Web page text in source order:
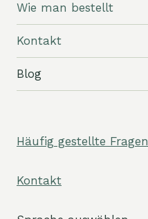
Wie man bestellt
Kontakt
Blog
Häufig gestellte Fragen
Kontakt